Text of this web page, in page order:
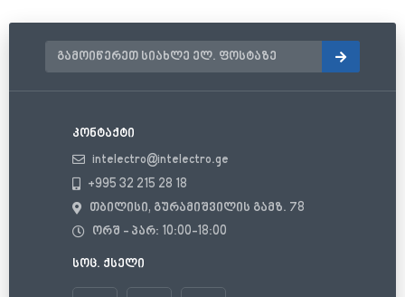
კონტაქტი
intelectro@intelectro.ge
+995 32 215 28 18
თბილისი, გურამიშვილის გამზ. 78
ორშ - პარ: 10:00-18:00
სოც. ქსელი